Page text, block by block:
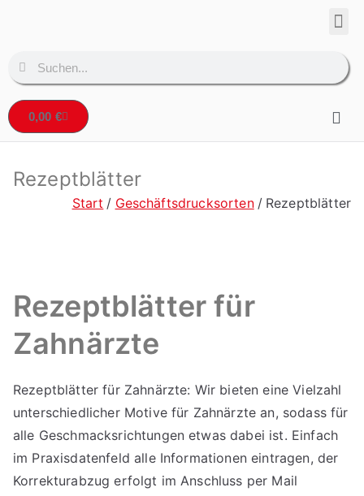
0,00 €
Rezeptblätter
Start Geschäftsdrucksorten Rezeptblätter
Rezeptblätter für
Zahnärzte
Rezeptblätter für Zahnärzte: Wir bieten eine Vielzahl
unterschiedlicher Motive für Zahnärzte an, sodass für
alle Geschmacksrichtungen etwas dabei ist. Einfach
im Praxisdatenfeld alle Informationen eintragen, der
Korrekturabzug erfolgt im Anschluss per Mail